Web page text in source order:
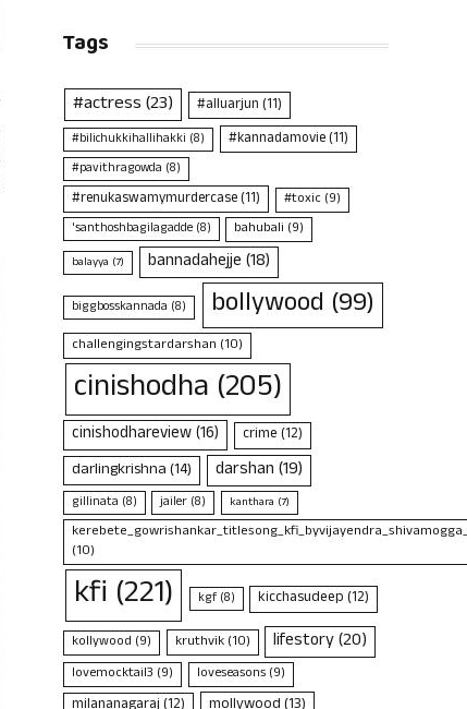
Tags
#actress(23) #alluarjun(11)
#bilichukkihallihakki (8) #kannadamovie(11)
#pavithragowda (8)
#renukaswamymurdercase(11) #toxic(9)
'santhoshbagilagadde (8) bahubali (9)
balayya (7) bannadahejje(18)
biggbosskannada (8) bollywood (99)
challengingstardarshan (10)
cinishodha (205)
cinishodhareview(16) crime(12)
darlingkrishna(14) darshan(19)
gillinata (8) jailer (8) kanthara (7)
(10)
kfi (221) kgf(8) kicchasudeep(12)
kollywood (9) kruthvik(10) lifestory(20)
lovemocktail3 (9) loveseasons(9)